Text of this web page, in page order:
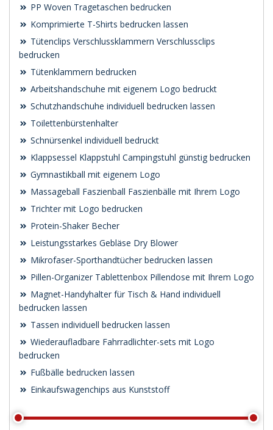
PP Woven Tragetaschen bedrucken
Komprimierte T-Shirts bedrucken lassen
Tütenclips Verschlussklammern Verschlussclips
bedrucken
Tütenklammern bedrucken
Arbeitshandschuhe mit eigenem Logo bedruckt
Schutzhandschuhe individuell bedrucken lassen
Toilettenbürstenhalter
Schnürsenkel individuell bedruckt
Klappsessel Klappstuhl Campingstuhl günstig bedrucken
Gymnastikball mit eigenem Logo
Massageball Faszienball Faszienbälle mit Ihrem Logo
Trichter mit Logo bedrucken
Protein-Shaker Becher
Leistungsstarkes Gebläse Dry Blower
Mikrofaser-Sporthandtücher bedrucken lassen
Pillen-Organizer Tablettenbox Pillendose mit Ihrem Logo
Magnet-Handyhalter für Tisch & Hand individuell
bedrucken lassen
Tassen individuell bedrucken lassen
Wiederaufladbare Fahrradlichter-sets mit Logo
bedrucken
Fußbälle bedrucken lassen
Einkaufswagenchips aus Kunststoff